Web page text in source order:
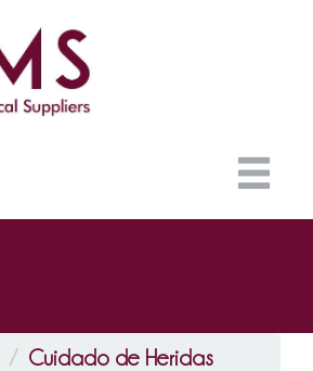
Cuidado de Heridas